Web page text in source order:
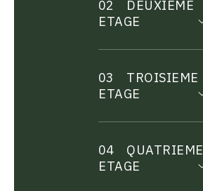
02
DEUXIEME
ETAGE
03
TROISIEME
ETAGE
04
QUATRIEME
ETAGE